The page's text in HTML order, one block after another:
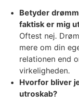
Betyder
faktisk er mig
Oftest nej.
mere om din
relationen end
virkeligheden.
Hvorfor bliver
utroskab?